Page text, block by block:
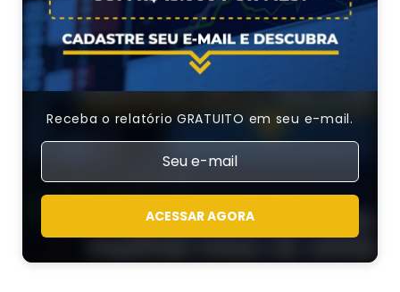
Receba o relatório GRATUITO em seu e-mail.
ACESSAR AGORA